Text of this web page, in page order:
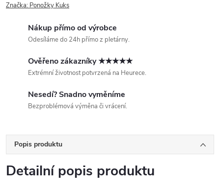
Značka: Ponožky Kuks
Nákup přímo od výrobce
Odesíláme do 24h přímo z pletárny.
Ověřeno zákazníky ★★★★★
Extrémní životnost potvrzená na Heurece.
Nesedí? Snadno vyměníme
Bezproblémová výměna či vrácení.
Popis produktu
Detailní popis produktu